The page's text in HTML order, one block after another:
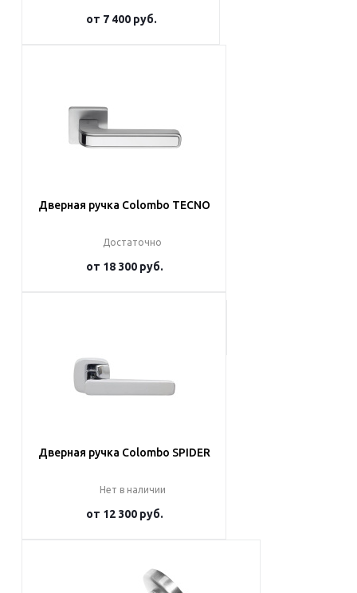
от 7 400 руб.
Дверная ручка Colombo TECNO
Достаточно
от 18 300 руб.
Дверная ручка Colombo SPIDER
Нет в наличии
от 12 300 руб.
Подробнее